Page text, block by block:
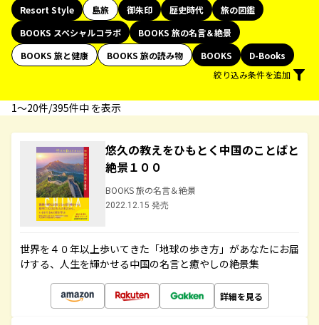
Resort Style
島旅 御朱印 歴史時代
旅の図鑑
BOOKS スペシャルコラボ
BOOKS 旅の名言＆絶景
BOOKS 旅と健康
BOOKS 旅の読み物 BOOKS
D-Books
絞り込み条件を追加
1〜20件/395件中 を表示
悠久の教えをひもとく中国のことばと
絶景１００
BOOKS 旅の名言＆絶景
2022.12.15 発売
世界を４０年以上歩いてきた「地球の歩き方」があなたにお届
けする、人生を輝かせる中国の名言と癒やしの絶景集
詳細を見る